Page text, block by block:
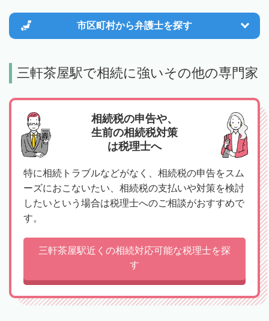
市区町村から弁護士を探す
三軒茶屋駅で相続に強いその他の専門家
相続税の申告や、
生前の相続税対策
は税理士へ
特に相続トラブルなどがなく、相続税の申告をスム
ーズにおこないたい、相続税の支払いや対策を検討
したいという場合は税理士へのご相談がおすすめで
す。
三軒茶屋駅近くの相続対応可能な税理士を探
す